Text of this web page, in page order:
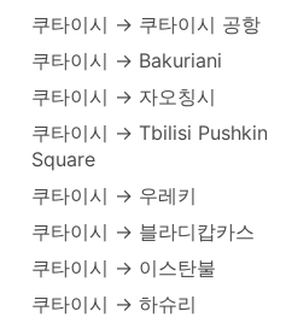
쿠타이시 → 쿠타이시 공항
쿠타이시 → Bakuriani
쿠타이시 → 자오칭시
쿠타이시 → Tbilisi Pushkin
Square
쿠타이시 → 우레키
쿠타이시 → 블라디캅카스
쿠타이시 → 이스탄불
쿠타이시 → 하슈리